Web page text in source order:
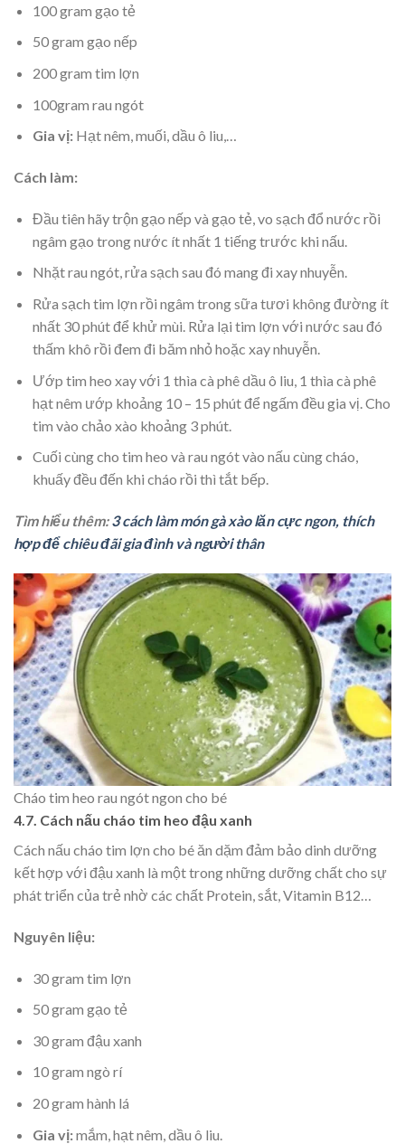
100 gram gạo tẻ
50 gram gạo nếp
200 gram tim lợn
100gram rau ngót
Gia vị:Hạt nêm, muối, dầu ô liu,…
Cách làm:
Đầu tiên hãy trộn gạo nếp và gạo tẻ, vo sạch đổ nước rồi
ngâm gạo trong nước ít nhất 1 tiếng trước khi nấu.
Nhặt rau ngót, rửa sạch sau đó mang đi xay nhuyễn.
Rửa sạch tim lợn rồi ngâm trong sữa tươi không đường ít
nhất 30 phút để khử mùi. Rửa lại tim lợn với nước sau đó
thấm khô rồi đem đi băm nhỏ hoặc xay nhuyễn.
Ướp tim heo xay với 1 thìa cà phê dầu ô liu, 1 thìa cà phê
hạt nêm ướp khoảng 10 – 15 phút để ngấm đều gia vị. Cho
tim vào chảo xào khoảng 3 phút.
Cuối cùng cho tim heo và rau ngót vào nấu cùng cháo,
khuấy đều đến khi cháo rồi thì tắt bếp.
Tìm hiểu thêm:3 cách làm món gà xào lăn cực ngon, thích
hợp để chiêu đãi gia đình và người thân
Cháo tim heo rau ngót ngon cho bé
4.7. Cách nấu cháo tim heo đậu xanh
Cách nấu cháo tim lợn cho bé ăn dặm đảm bảo dinh dưỡng
kết hợp với đậu xanh là một trong những dưỡng chất cho sự
phát triển của trẻ nhờ các chất Protein, sắt, Vitamin B12…
Nguyên liệu:
30 gram tim lợn
50 gram gạo tẻ
30 gram đậu xanh
10 gram ngò rí
20 gram hành lá
Gia vị:mắm, hạt nêm, dầu ô liu.